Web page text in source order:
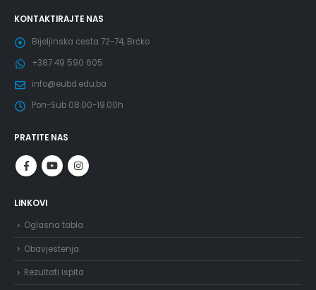
KONTAKTIRAJTE NAS
Bijeljinska cesta 72-74, Brčko
+387 49 590 605
info@eubd.edu.ba
Pon-Sub 08.00-19.00h
PRATITE NAS
LINKOVI
Oglasna tabla
Obavjestenja
Rezultati ispita